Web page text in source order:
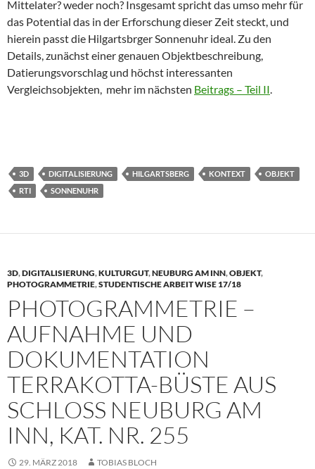
Mittelater? weder noch? Insgesamt spricht das umso mehr für
das Potential das in der Erforschung dieser Zeit steckt, und
hierein passt die Hilgartsbrger Sonnenuhr ideal. Zu den
Details, zunächst einer genauen Objektbeschreibung,
Datierungsvorschlag und höchst interessanten
Vergleichsobjekten, mehr im nächsten Beitrags – Teil II.
3D DIGITALISIERUNG HILGARTSBERG KONTEXT
OBJEKT
RTI
SONNENUHR
3D,DIGITALISIERUNG,KULTURGUT,NEUBURG AM INN,OBJEKT,
PHOTOGRAMMETRIE,STUDENTISCHE ARBEIT WISE 17/18
PHOTOGRAMMETRIE –
AUFNAHME UND
DOKUMENTATION
TERRAKOTTA-BÜSTE AUS
SCHLOSS NEUBURG AM
INN, KAT. NR. 255
29. MÄRZ 2018 TOBIAS BLOCH